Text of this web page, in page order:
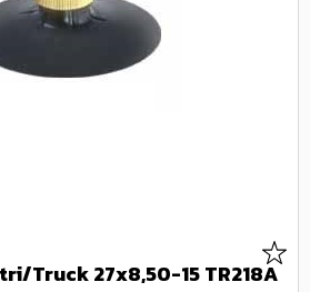
Truck 27x8,50-15 TR218A